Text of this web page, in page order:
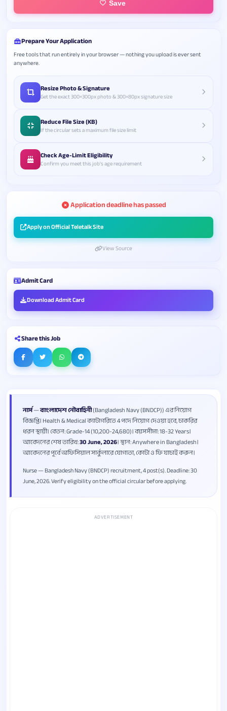
নার্স—বাংলাদেশ নৌবাহিনী(Bangladesh Navy (BNDCP)) এর নিয়োগ
বিজ্ঞপ্তি। Health & Medical ক্যাটাগরিতে 4 পদে নিয়োগ দেওয়া হবে, চাকরির
ধরন স্থায়ী। বেতন: Grade-14 (10,200-24,680)। বয়সসীমা: 18-32 Years।
আবেদনের শেষ তারিখ:30 June, 2026। স্থান: Anywhere in Bangladesh।
আবেদনের পূর্বে অফিসিয়াল সার্কুলারে যোগ্যতা, কোটা ও ফি যাচাই করুন।
Nurse — Bangladesh Navy (BNDCP) recruitment, 4 post(s). Deadline: 30
June, 2026. Verify eligibility on the official circular before applying.
ADVERTISEMENT
Save
Prepare Your Application
Free tools that run entirely in your browser — nothing you upload is ever sent
anywhere.
Resize Photo & Signature
Get the exact 300×300px photo & 300×80px signature size
Reduce File Size (KB)
If the circular sets a maximum file size limit
Check Age-Limit Eligibility
Confirm you meet this job's age requirement
Application deadline has passed
Apply on Official Teletalk Site
View Source
Admit Card
Download Admit Card
Share this Job